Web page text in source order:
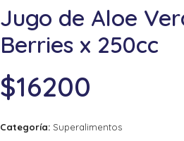
Jugo de Aloe
Berries x 250cc
$16200
Categoría: Superalimentos